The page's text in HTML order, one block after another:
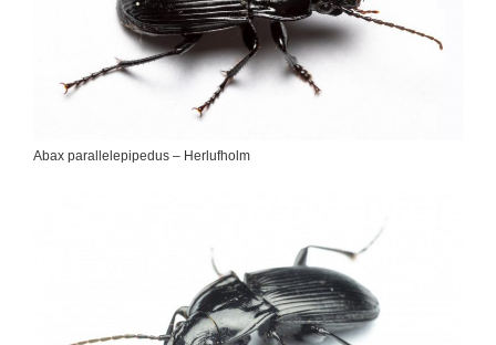
Abax parallelepipedus – Herlufholm